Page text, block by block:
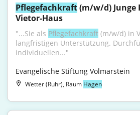
Pflegefachkraft (m/w/d) Junge
Vietor-Haus
"...Sie als Pflegefachkraft (m/w/d) in
langfristigen Unterstützung.
individuellen..."
Evangelische Stiftung Volmarstein
Wetter (Ruhr), Raum Hagen